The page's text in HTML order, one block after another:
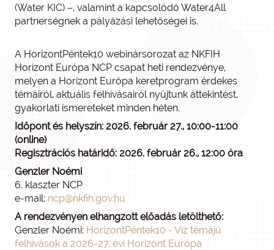
(Water KIC) –, valamint a kapcsolódó Water4All
partnerségnek a pályázási lehetőségei is.
A HorizontPéntek10 webinársorozat az NKFIH
Horizont Európa NCP csapat heti rendezvénye,
melyen a Horizont Európa keretprogram érdekes
témáiról, aktuális felhívásairól nyújtunk áttekintést,
gyakorlati ismereteket minden héten.
Időpont és helyszín: 2026. február 27., 10:00-11:00
(online)
Regisztrációs határidő: 2026. február 26., 12:00 óra
Genzler Noémi
6. klaszter NCP
e-mail: ncp@nkfih.gov.hu
A rendezvényen elhangzott előadás letölthető:
Genzler Noémi: HorizontPéntek10 - Víz témájú
felhívások a 2026-27. évi Horizont Európa